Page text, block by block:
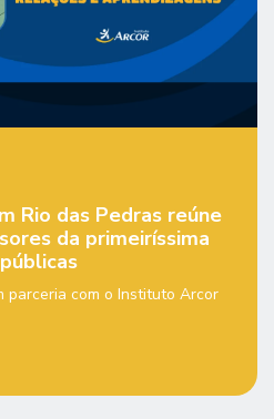
Rio das Pedras reúne
da primeiríssima
parceria com o Instituto Arcor